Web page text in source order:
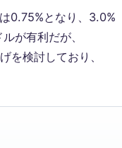
0.75%となり、3.0%
が有利だが、
を検討しており、